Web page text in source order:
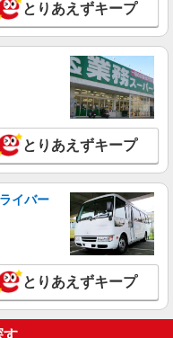
る携帯販売【au】
修期間6か月・時給1550円
途支給（規定あり） ゜
○。・゜+゜ 入社祝い金10
。○。・゜+゜・。○。・゜
詳細を見る
タッフ
インセンティブ制度あり ※
社祝い金10万円支給(規定
゜+゜詳細を見る
とりあえずキープ
とりあえずキープ
イバー
とりあえずキープ
す